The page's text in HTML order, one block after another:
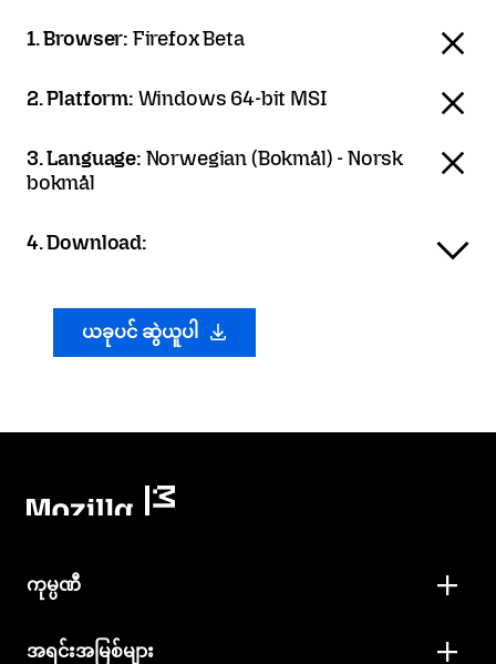
1. Browser: Firefox Beta
2. Platform: Windows 64-bit MSI
3. Language: Norwegian (Bokmål) - Norsk
bokmål
4. Download:
ယခုပင် ဆွဲယူပါ
ကုမ္ပဏီ
အရင်းအမြစ်များ